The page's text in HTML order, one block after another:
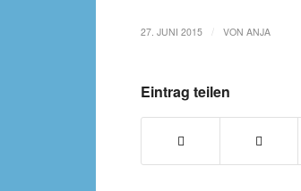
27. JUNI 2015 VON ANJA
Eintrag teilen